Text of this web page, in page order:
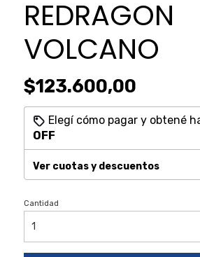
REDRAGON
VOLCANO
$123.600,00
Elegí cómo pagar y obtené
OFF
Ver cuotas y descuentos
Cantidad